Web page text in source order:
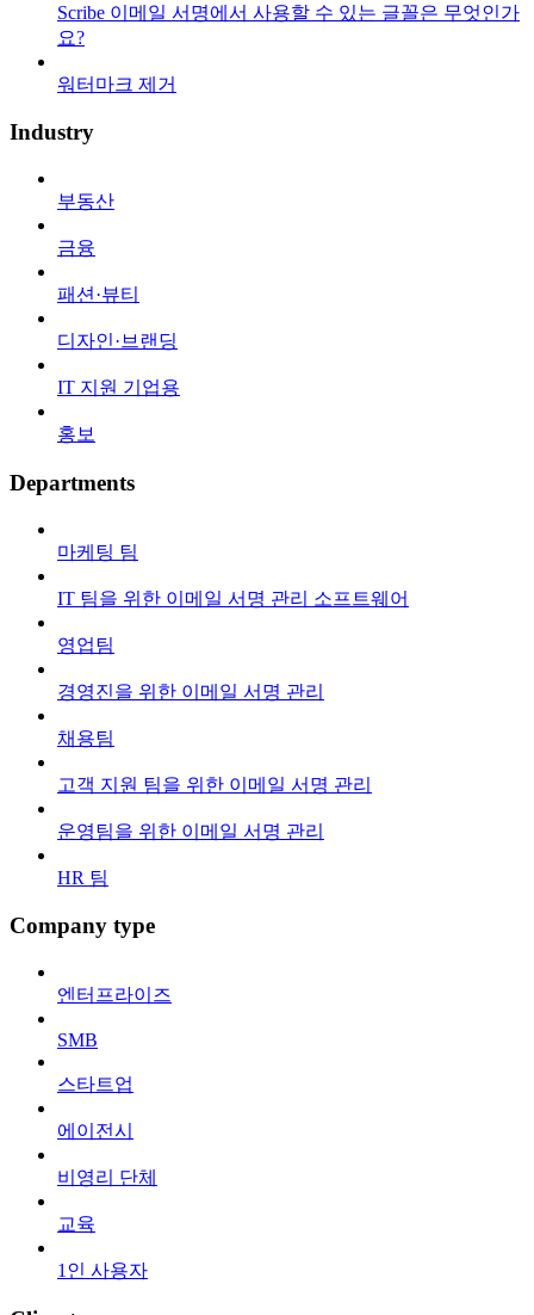
Scribe 이메일 서명에서 사용할 수 있는 글꼴은 무엇인가
요?
워터마크 제거
Industry
부동산
금융
패션·뷰티
디자인·브랜딩
IT 지원 기업용
홍보
Departments
마케팅 팀
IT 팀을 위한 이메일 서명 관리 소프트웨어
영업팀
경영진을 위한 이메일 서명 관리
채용팀
고객 지원 팀을 위한 이메일 서명 관리
운영팀을 위한 이메일 서명 관리
HR 팀
Company type
엔터프라이즈
SMB
스타트업
에이전시
비영리 단체
교육
1인 사용자